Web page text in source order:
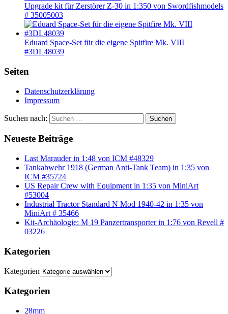
Upgrade kit für Zerstörer Z-30 in 1:350 von Swordfishmodels
# 35005003
Eduard Space-Set für die eigene Spitfire Mk. VIII
#3DL48039
Seiten
Datenschutzerklärung
Impressum
Suchen nach: Suchen
Neueste Beiträge
Last Marauder in 1:48 von ICM #48329
Tankabwehr 1918 (German Anti-Tank Team) in 1:35 von
ICM #35724
US Repair Crew with Equipment in 1:35 von MiniArt
#53004
Industrial Tractor Standard N Mod 1940-42 in 1:35 von
MiniArt # 35466
Kit-Archäologie: M 19 Panzertransporter in 1:76 von Revell #
03226
Kategorien
Kategorien
Kategorien
28mm